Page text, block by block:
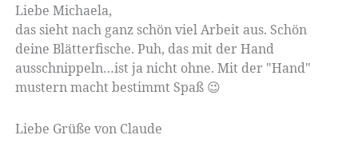
Liebe Michaela,
das sieht nach ganz schön viel Arbeit aus. Schön
deine Blätterfische. Puh, das mit der Hand
ausschnippeln…ist ja nicht ohne. Mit der "Hand"
mustern macht bestimmt Spaß 😉
Liebe Grüße von Claude